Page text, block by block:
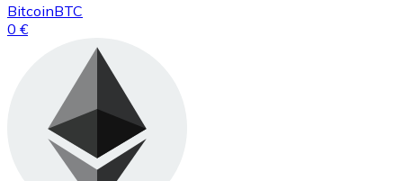
BitcoinBTC
0 €